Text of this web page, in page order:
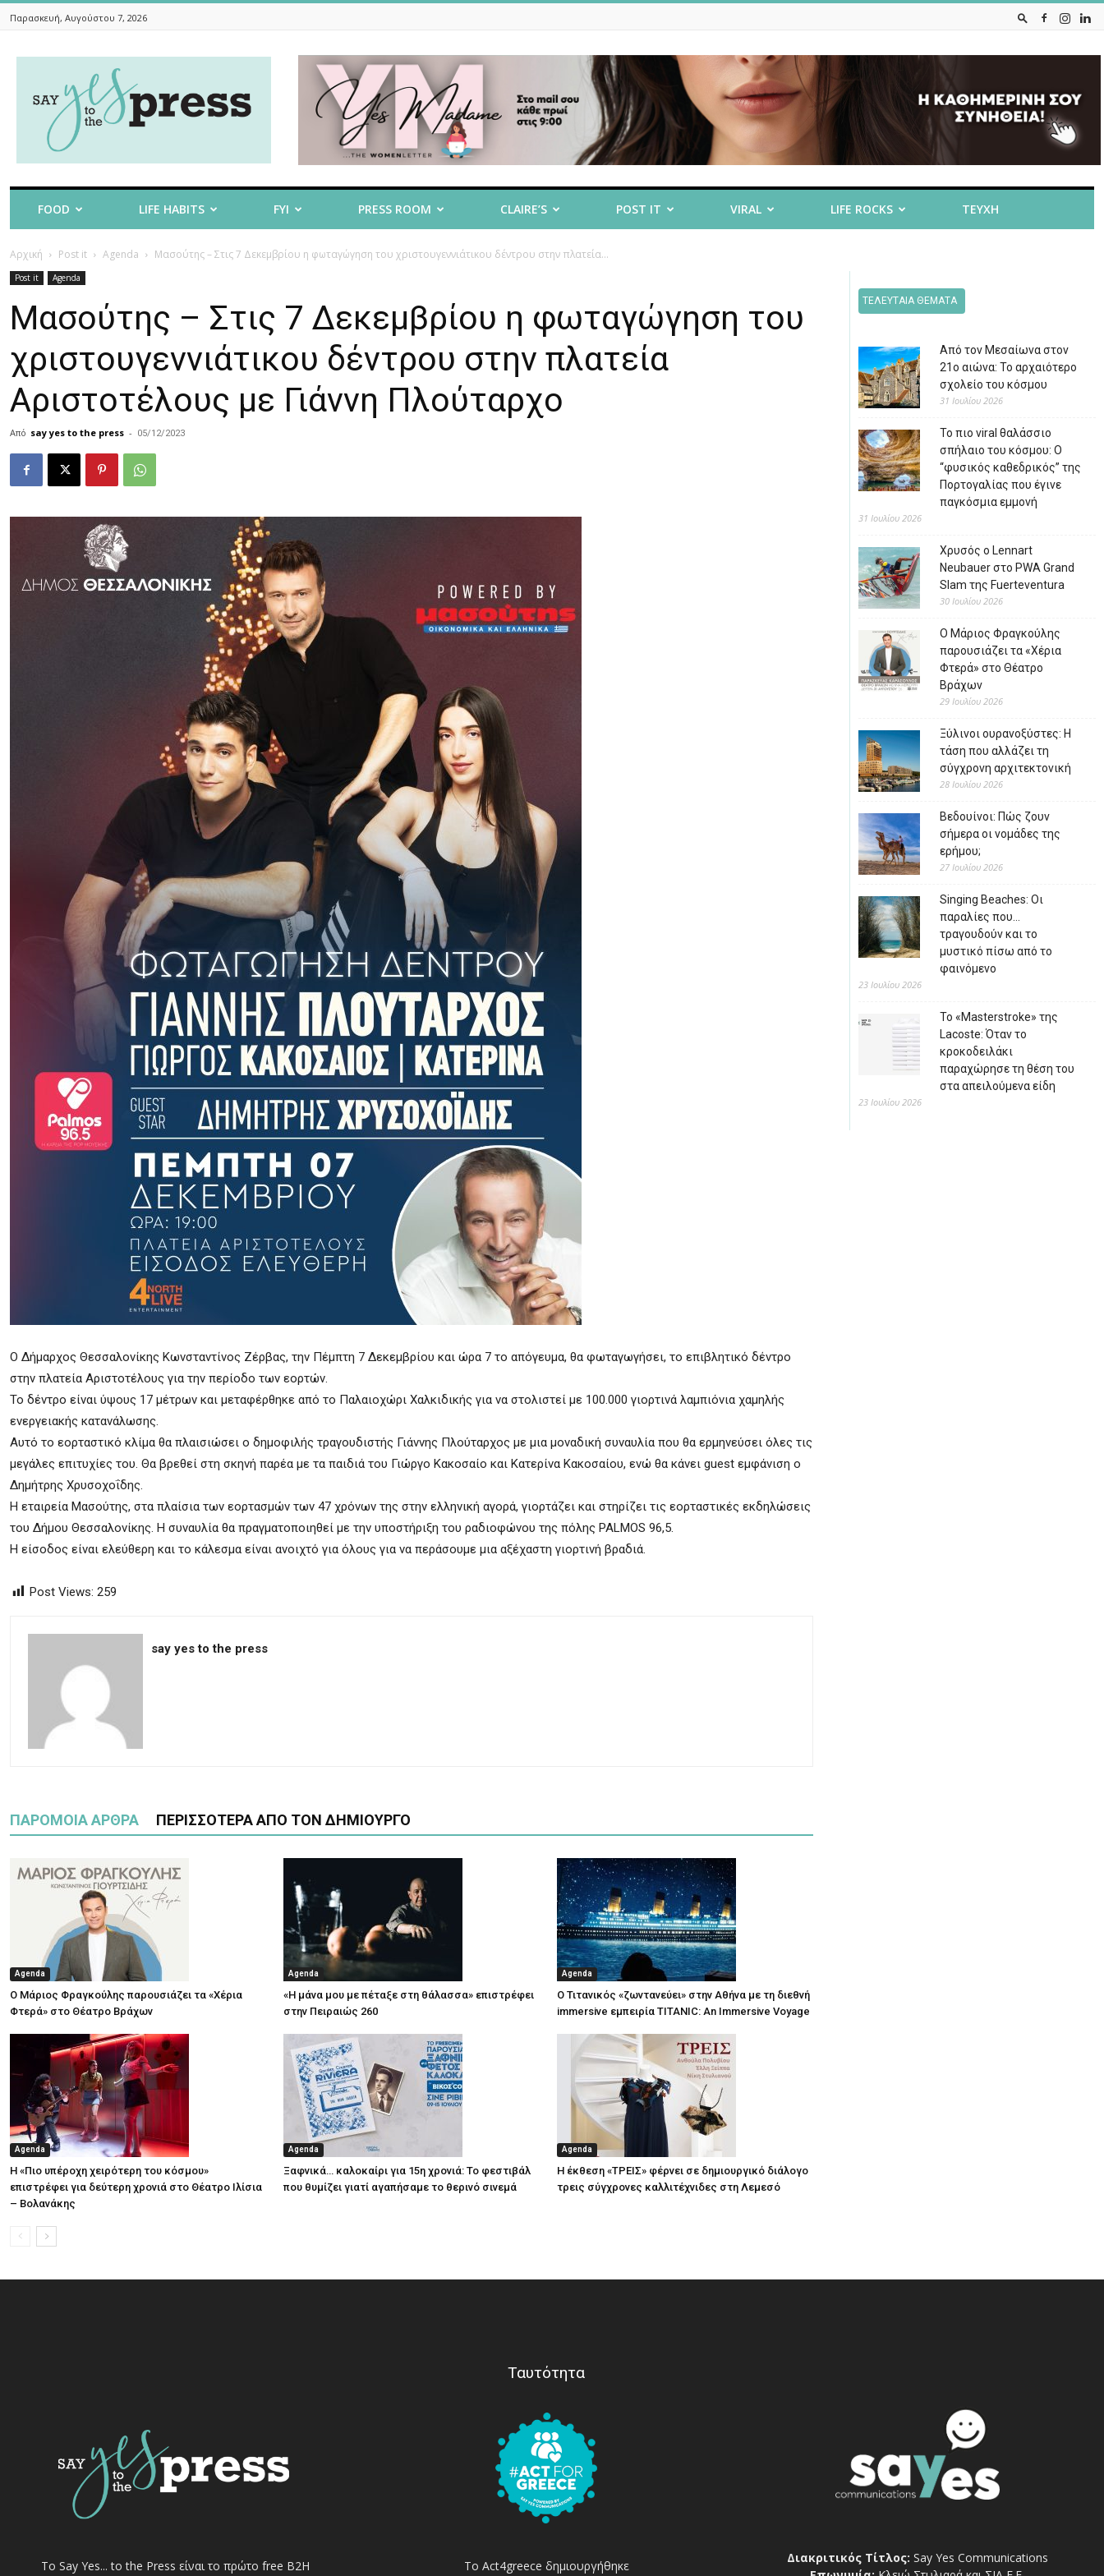
Παρασκευή, Αυγούστου 7, 2026
To
The
FOOD LIFE HABITS FYI PRESS ROOM CLAIRE’S POST IT VIRAL LIFE ROCKS ΤΕΥΧΗ
Αρχική Post it Agenda Μασούτης – Στις 7 Δεκεμβρίου η φωταγώγηση του χριστουγεννιάτικου δέντρου στην πλατεία...
Post it Agenda
Μασούτης – Στις 7 Δεκεμβρίου η φωταγώγηση του
χριστουγεννιάτικου δέντρου στην πλατεία
Αριστοτέλους με Γιάννη Πλούταρχο
Από say yes to the press - 05/12/2023
Ο Δήμαρχος Θεσσαλονίκης Κωνσταντίνος Ζέρβας, την Πέμπτη 7 Δεκεμβρίου και ώρα 7 το απόγευμα, θα φωταγωγήσει, το επιβλητικό δέντρο
στην πλατεία Αριστοτέλους για την περίοδο των εορτών.
Το δέντρο είναι ύψους 17 μέτρων και μεταφέρθηκε από το Παλαιοχώρι Χαλκιδικής για να στολιστεί με 100.000 γιορτινά λαμπιόνια χαμηλής
ενεργειακής κατανάλωσης.
Αυτό το εορταστικό κλίμα θα πλαισιώσει ο δημοφιλής τραγουδιστής Γιάννης Πλούταρχος με μια μοναδική συναυλία που θα ερμηνεύσει όλες τις
μεγάλες επιτυχίες του. Θα βρεθεί στη σκηνή παρέα με τα παιδιά του Γιώργο Κακοσαίο και Κατερίνα Κακοσαίου, ενώ θα κάνει guest εμφάνιση o
Δημήτρης Χρυσοχοΐδης.
Η εταιρεία Μασούτης, στα πλαίσια των εορτασμών των 47 χρόνων της στην ελληνική αγορά, γιορτάζει και στηρίζει τις εορταστικές εκδηλώσεις
του Δήμου Θεσσαλονίκης. Η συναυλία θα πραγματοποιηθεί με την υποστήριξη του ραδιοφώνου της πόλης PALMOS 96,5.
Η είσοδος είναι ελεύθερη και το κάλεσμα είναι ανοιχτό για όλους για να περάσουμε μια αξέχαστη γιορτινή βραδιά.
Post Views: 259
say yes to the press
ΠΑΡΟΜΟΙΑ ΑΡΘΡΑ ΠΕΡΙΣΣΟΤΕΡΑ ΑΠΟ ΤΟΝ ΔΗΜΙΟΥΡΓΟ
Agenda
Ο Μάριος Φραγκούλης παρουσιάζει τα «Χέρια
Φτερά» στο Θέατρο Βράχων
Agenda
«Η μάνα μου με πέταξε στη θάλασσα» επιστρέφει
στην Πειραιώς 260
Agenda
Ο Τιτανικός «ζωντανεύει» στην Αθήνα με τη διεθνή
immersive εμπειρία TITANIC: An Immersive Voyage
Agenda
Η «Πιο υπέροχη χειρότερη του κόσμου»
επιστρέφει για δεύτερη χρονιά στο Θέατρο Ιλίσια
– Βολανάκης
Agenda
Ξαφνικά… καλοκαίρι για 15η χρονιά: Το φεστιβάλ
που θυμίζει γιατί αγαπήσαμε το θερινό σινεμά
Agenda
Η έκθεση «ΤΡΕΙΣ» φέρνει σε δημιουργικό διάλογο
τρεις σύγχρονες καλλιτέχνιδες στη Λεμεσό
ΤΕΛΕΥΤΑΙΑ ΘΕΜΑΤΑ
Από τον Μεσαίωνα στον
21ο αιώνα: Το αρχαιότερο
σχολείο του κόσμου
31 Ιουλίου 2026
Το πιο viral θαλάσσιο
σπήλαιο του κόσμου: Ο
“φυσικός καθεδρικός” της
Πορτογαλίας που έγινε
παγκόσμια εμμονή
31 Ιουλίου 2026
Χρυσός ο Lennart
Neubauer στο PWA Grand
Slam της Fuerteventura
30 Ιουλίου 2026
Ο Μάριος Φραγκούλης
παρουσιάζει τα «Χέρια
Φτερά» στο Θέατρο
Βράχων
29 Ιουλίου 2026
Ξύλινοι ουρανοξύστες: Η
τάση που αλλάζει τη
σύγχρονη αρχιτεκτονική
28 Ιουλίου 2026
Βεδουίνοι: Πώς ζουν
σήμερα οι νομάδες της
ερήμου;
27 Ιουλίου 2026
Singing Beaches: Οι
παραλίες που…
τραγουδούν και το
μυστικό πίσω από το
φαινόμενο
23 Ιουλίου 2026
Το «Masterstroke» της
Lacoste: Όταν το
κροκοδειλάκι
παραχώρησε τη θέση του
στα απειλούμενα είδη
23 Ιουλίου 2026
Το Say Yes... to the Press είναι το πρώτο free Β2Η
Ταυτότητα
Το Act4greece δημιουργήθηκε
Διακριτικός Τίτλος: Say Yes Communications